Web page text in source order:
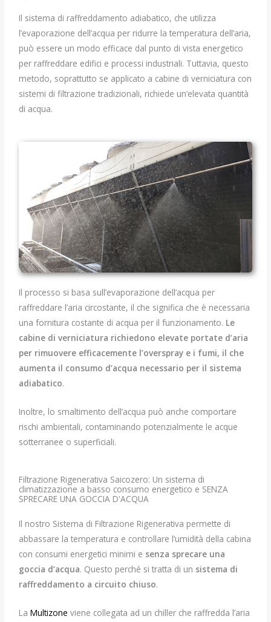
Il sistema di raffreddamento adiabatico, che utilizza
l’evaporazione dell’acqua per ridurre la temperatura dell’aria,
può essere un modo efficace dal punto di vista energetico
per raffreddare edifici e processi industriali. Tuttavia, questo
metodo, soprattutto se applicato a cabine di verniciatura con
sistemi di filtrazione tradizionali, richiede un’elevata quantità
di acqua.
Il processo si basa sull’evaporazione dell’acqua per
raffreddare l’aria circostante, il che significa che è necessaria
una fornitura costante di acqua per il funzionamento. Le
cabine di verniciatura richiedono elevate portate d’aria
per rimuovere efficacemente l’overspray e i fumi, il che
aumenta il consumo d’acqua necessario per il sistema
adiabatico.
Inoltre, lo smaltimento dell’acqua può anche comportare
rischi ambientali, contaminando potenzialmente le acque
sotterranee o superficiali.
Filtrazione Rigenerativa Saicozero: Un sistema di
climatizzazione a basso consumo energetico e SENZA
SPRECARE UNA GOCCIA D'ACQUA
Il nostro Sistema di Filtrazione Rigenerativa permette di
abbassare la temperatura e controllare l’umidità della cabina
con consumi energetici minimi e senza sprecare una
goccia d’acqua. Questo perché si tratta di un sistema di
raffreddamento a circuito chiuso.
LaMultizone viene collegata ad un chiller che raffredda l’aria